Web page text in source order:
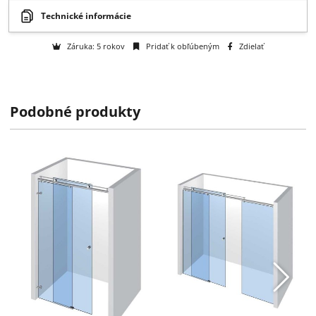
k dispozícii do 2 týždňov
Technické informácie
Záruka: 5 rokov
Podobné produkty